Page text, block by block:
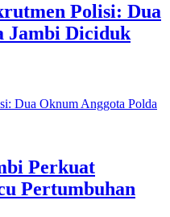
Polisi: Dua
Jambi Diciduk
Perkuat
Pertumbuhan